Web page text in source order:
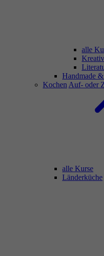
alle
Handmade
Kochen Auf- oder
alle Kurse
Länderküche